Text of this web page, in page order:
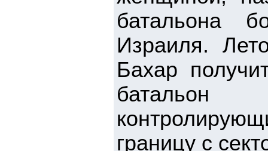
батальона
Израиля.
Бахар
батальон
границу с